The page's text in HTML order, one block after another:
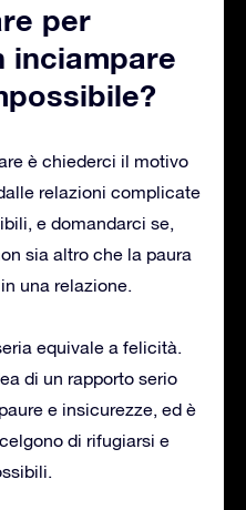
per
inciampare
è chiederci il motivo
relazioni complicate
e domandarci se,
sia altro che la paura
una relazione.
equivale a felicità.
di un rapporto serio
e insicurezze, ed è
di rifugiarsi e